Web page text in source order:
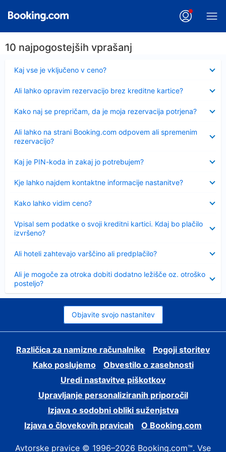
10 najpogostejših vprašanj
Kaj vse je vključeno v ceno?
Ali lahko opravim rezervacijo brez kreditne kartice?
Kako naj se prepričam, da je moja rezervacija potrjena?
Ali lahko na strani Booking.com odpovem ali spremenim
rezervacijo?
Kaj je PIN-koda in zakaj jo potrebujem?
Kje lahko najdem kontaktne informacije nastanitve?
Kako lahko vidim ceno?
Vpisal sem podatke o svoji kreditni kartici. Kdaj bo plačilo
izvršeno?
Ali hoteli zahtevajo varščino ali predplačilo?
Ali je mogoče za otroka dobiti dodatno ležišče oz. otroško
posteljo?
Objavite svojo nastanitev
Različica za namizne računalnike
Pogoji storitev
Kako poslujemo
Obvestilo o zasebnosti
Uredi nastavitve piškotkov
Upravljanje personaliziranih priporočil
Izjava o sodobni obliki suženjstva
Izjava o človekovih pravicah
O Booking.com
Avtorske pravice © 1996–2026 Booking.com™. Vse